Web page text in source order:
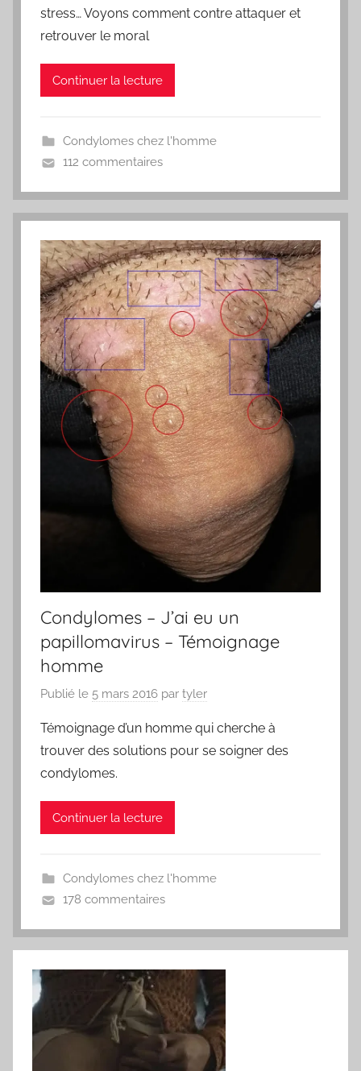
stress… Voyons comment contre attaquer et
retrouver le moral
Continuer la lecture
Condylomes chez l'homme
112 commentaires
Condylomes – J’ai eu un
papillomavirus – Témoignage
homme
Publié le 5 mars 2016 par tyler
Témoignage d’un homme qui cherche à
trouver des solutions pour se soigner des
condylomes.
Continuer la lecture
Condylomes chez l'homme
178 commentaires